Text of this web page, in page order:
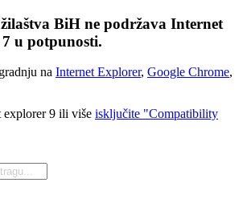
BiH ne podržava Internet
u potpunosti.
na Internet Explorer, Google Chrome,
9 ili više isključite "Compatibility